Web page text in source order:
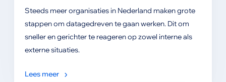
Steeds meer organisaties in Nederland maken grote
stappen om datagedreven te gaan werken. Dit om
sneller en gerichter te reageren op zowel interne als
externe situaties.
Lees meer